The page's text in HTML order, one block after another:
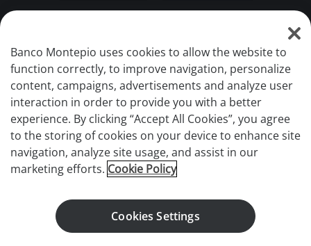
BANCO MONTEPIO © 2026
Marca detida pela CAIXA ECONÓMICA MONTEPIO GERAL, CAIXA
ECONÓMICA BANCÁRIA, SA, registada no Banco de Portugal com o
n.º 36.
Fundo de Garantia de Depósitos
Informação ao Investidor
Canal de Ética
Canal de Denúncias de Assédio
Comunicação de Irregularidades
Banco Montepio uses cookies to allow the website to
function correctly, to improve navigation, personalize
content, campaigns, advertisements and analyze user
interaction in order to provide you with a better
experience. By clicking “Accept All Cookies”, you agree
to the storing of cookies on your device to enhance site
navigation, analyze site usage, and assist in our
marketing efforts. Cookie Policy
Cookies Settings